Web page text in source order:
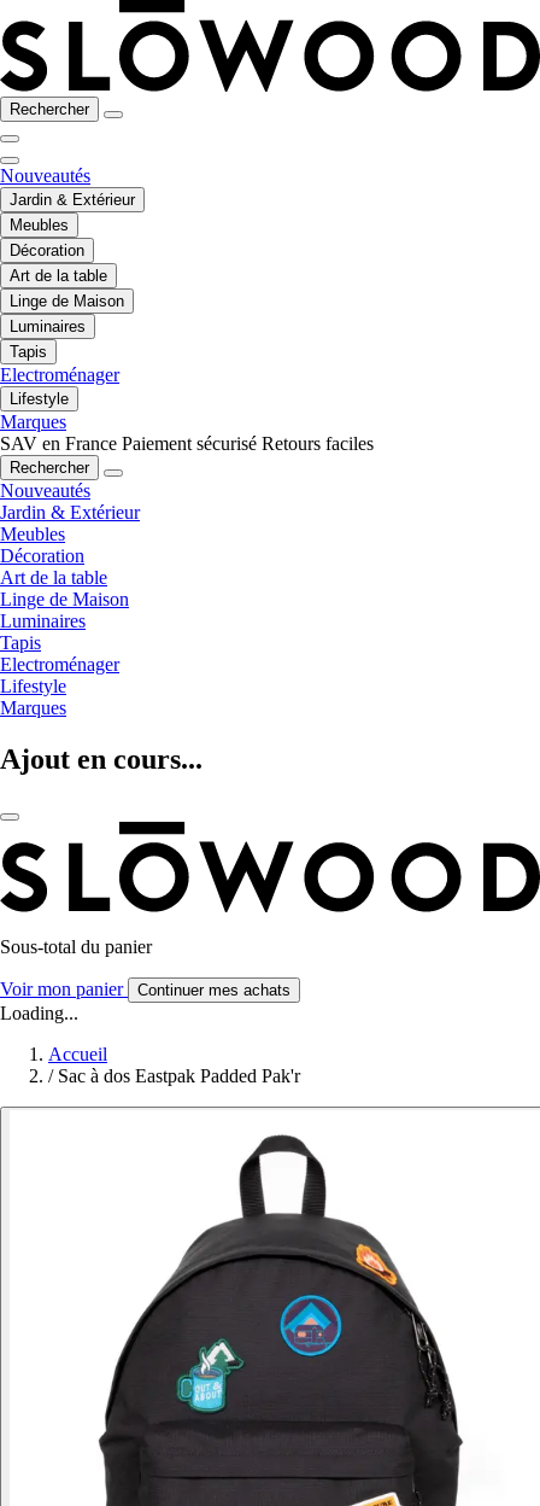
Rechercher
Nouveautés
Jardin & Extérieur
Meubles
Décoration
Art de la table
Linge de Maison
Luminaires
Tapis
Electroménager
Lifestyle
Marques
SAV en France Paiement sécurisé Retours faciles
Rechercher
Nouveautés
Jardin & Extérieur
Meubles
Décoration
Art de la table
Linge de Maison
Luminaires
Tapis
Electroménager
Lifestyle
Marques
Ajout en cours...
Sous-total du panier
Voir mon panier Continuer mes achats
Loading...
Accueil
/ Sac à dos Eastpak Padded Pak'r